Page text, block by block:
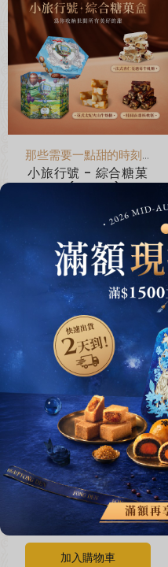
點我加入會員
那些需要一點甜的時刻✦就是這盒
小旅行號 - 綜合糖菓
盒(附提袋)
加入購物車
杏仁椰棗(140g)【純
素】(無附提袋)
$380
加入購物車